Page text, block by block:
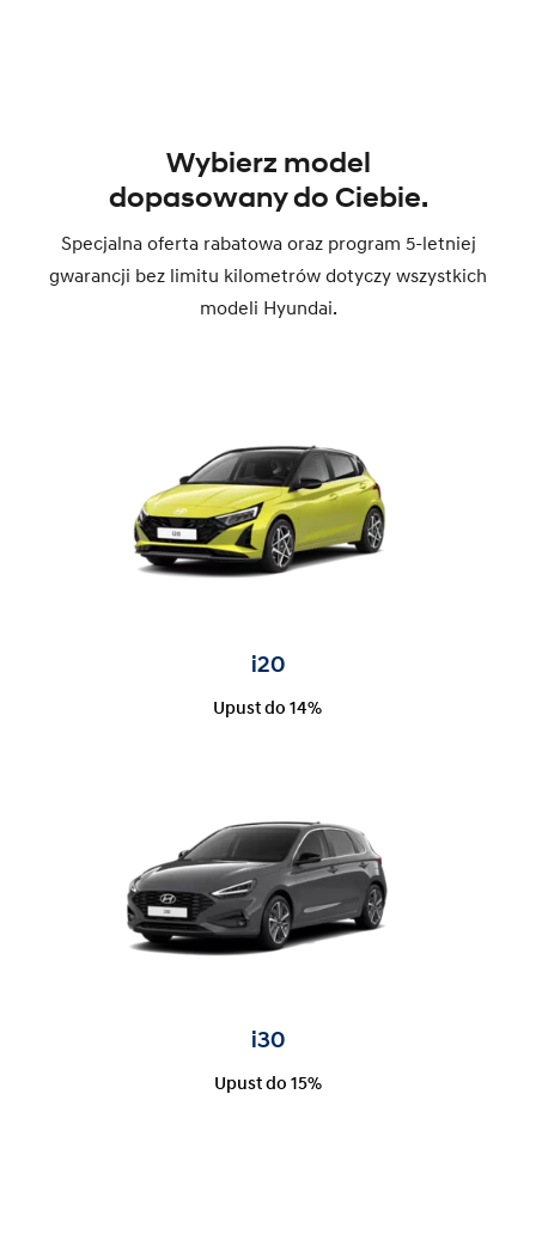
Wybierz model
dopasowany do Ciebie.
Specjalna oferta rabatowa oraz program 5-letniej
gwarancji bez limitu kilometrów dotyczy wszystkich
modeli Hyundai.
i20
Upust do 14%
i30
Upust do 15%